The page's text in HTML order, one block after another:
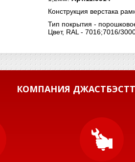
Конструкция верстака
Тип покрытия -
Цвет, RAL - 7016;7016/
КОМПАНИЯ